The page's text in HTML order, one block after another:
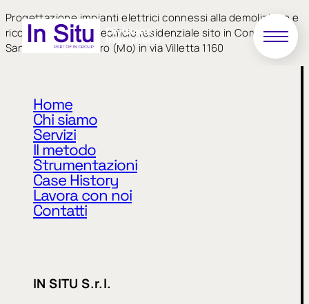
Home
Chi siamo
Servizi
Il metodo
Strumentazioni
Case History
Lavora con noi
Contatti
IN SITU S.r.l.
Progettazione impianti elettrici connessi alla demolizione e
ricostruzione di un edificio residenziale sito in Comune di
San Felice sul Panaro (Mo) in via Villetta 1160
Privacy Policy Cookie Policy
IN SITU S.r.l.